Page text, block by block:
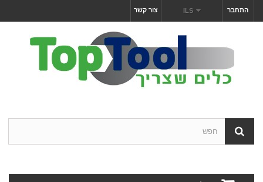
התחבר ILS צור קשר